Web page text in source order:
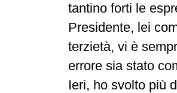
tantino forti le
Presidente, lei
terzietà, vi è
errore sia stato
Ieri, ho svolto più